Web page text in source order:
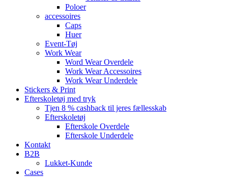
Poloer
accessoires
Caps
Huer
Event-Tøj
Work Wear
Word Wear Overdele
Work Wear Accessoires
Work Wear Underdele
Stickers & Print
Efterskoletøj med tryk
Tjen 8 % cashback til jeres fællesskab
Efterskoletøj
Efterskole Overdele
Efterskole Underdele
Kontakt
B2B
Lukket-Kunde
Cases